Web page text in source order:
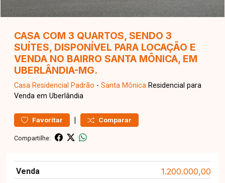
CASA COM 3 QUARTOS, SENDO 3
SUÍTES, DISPONÍVEL PARA LOCAÇÃO E
VENDA NO BAIRRO SANTA MÔNICA, EM
UBERLÂNDIA-MG.
Casa Residencial Padrão - Santa Mônica Residencial para
Venda em Uberlândia
Favoritar | Comparar
Compartilhe:
Venda 1.200.000,00